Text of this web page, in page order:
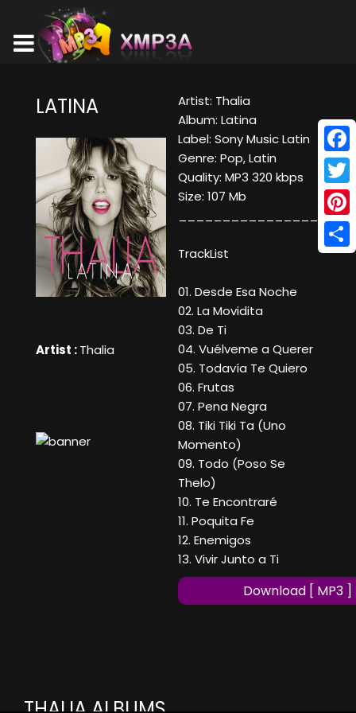
LATINA
Artist :Thalia
Artist: Thalia
Album: Latina
Label: Sony Music Latin
Genre: Pop, Latin
Quality: MP3 320 kbps
Size: 107 Mb
TrackList
01. Desde Esa Noche
02. La Movidita
03. De Ti
04. Vuélveme a Querer
05. Todavía Te Quiero
06. Frutas
07. Pena Negra
08. Tiki Tiki Ta (Uno
Momento)
09. Todo (Poso Se
Thelo)
10. Te Encontraré
11. Poquita Fe
12. Enemigos
13. Vivir Junto a Ti
Download [ MP3 ]